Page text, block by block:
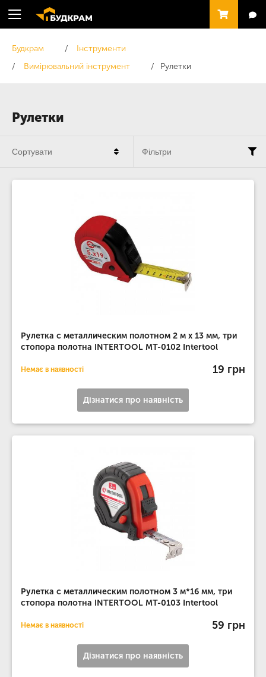
Рулетки
Будкрам
Інструменти
Вимірювальний інструмент
Рулетки
Рулетка с металлическим полотном 2 м x 13 мм, три
стопора полотна INTERTOOL MT-0102 Intertool
Немає в наявності 19 грн
Дізнатися про наявність
Рулетка с металлическим полотном 3 м*16 мм, три
стопора полотна INTERTOOL MT-0103 Intertool
Немає в наявності 59 грн
Дізнатися про наявність
Сортувати Фільтри